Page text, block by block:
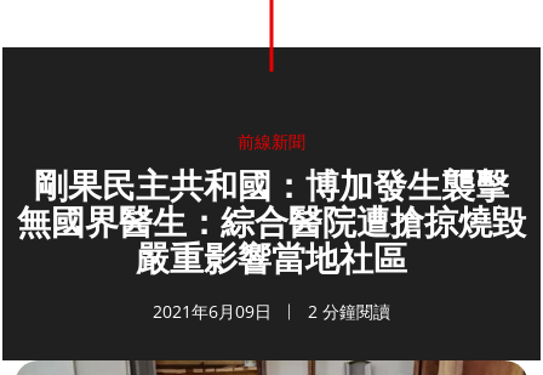
前線新聞
剛果民主共和國：博加發生襲擊
無國界醫生：綜合醫院遭搶掠燒毀
嚴重影響當地社區
2021年6月09日 2 分鐘閱讀